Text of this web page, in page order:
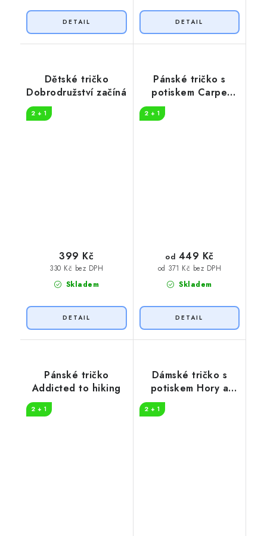
Dětské tričko
Dobrodružství začíná
2 + 1
Skladem
330 Kč bez DPH
399 Kč
Pánské tričko s
potiskem Carpe
2 + 1
Skladem
od 371 Kč bez DPH
od 449 Kč
Pánské tričko
Addicted to hiking
2 + 1
Dámské tričko s
potiskem Hory a
2 + 1